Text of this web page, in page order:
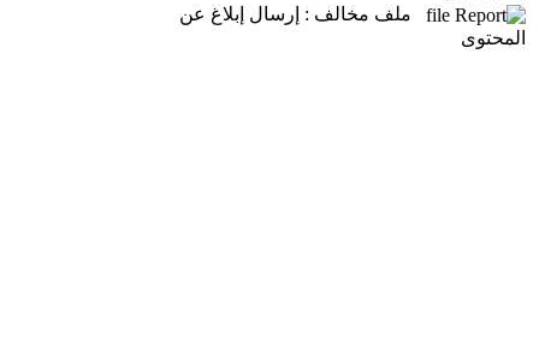
ملف مخالف : إرسال إبلاغ عن
المحتوى